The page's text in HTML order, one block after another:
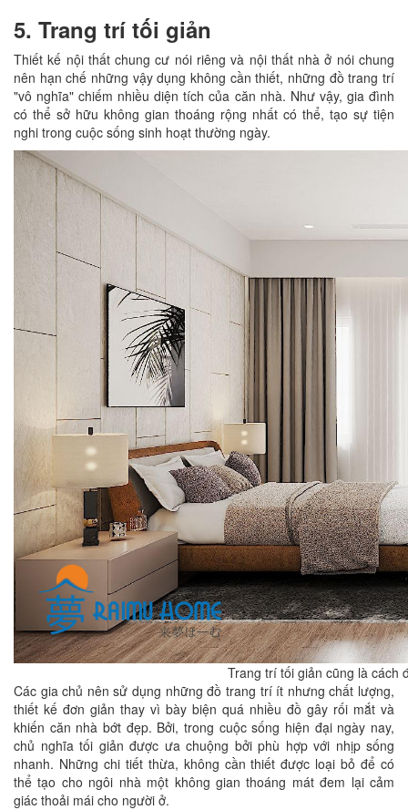
5. Trang trí tối giản
Thiết kế nội thất chung cư nói riêng và nội thất nhà ở nói chung
nên hạn chế những vậy dụng không cần thiết, những đồ trang trí
"vô nghĩa" chiếm nhiều diện tích của căn nhà. Như vậy, gia đình
có thể sở hữu không gian thoáng rộng nhất có thể, tạo sự tiện
nghi trong cuộc sống sinh hoạt thường ngày.
Trang trí tối giản cũng là cách
Các gia chủ nên sử dụng những đồ trang trí ít nhưng chất lượng,
thiết kế đơn giản thay vì bày biện quá nhiều đồ gây rối mắt và
khiến căn nhà bớt đẹp. Bởi, trong cuộc sống hiện đại ngày nay,
chủ nghĩa tối giản được ưa chuộng bởi phù hợp với nhịp sống
nhanh. Những chi tiết thừa, không cần thiết được loại bỏ để có
thể tạo cho ngôi nhà một không gian thoáng mát đem lại cảm
giác thoải mái cho người ở.